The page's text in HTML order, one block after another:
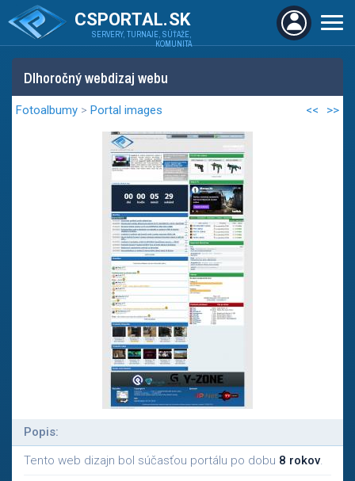
CSPORTAL.SK
SERVERY, TURNAJE, SÚŤAŽE,
KOMUNITA
Dlhoročný webdizaj webu
Fotoalbumy > Portal images << >>
Popis:
Tento web dizajn bol súčasťou portálu po dobu 8 rokov.